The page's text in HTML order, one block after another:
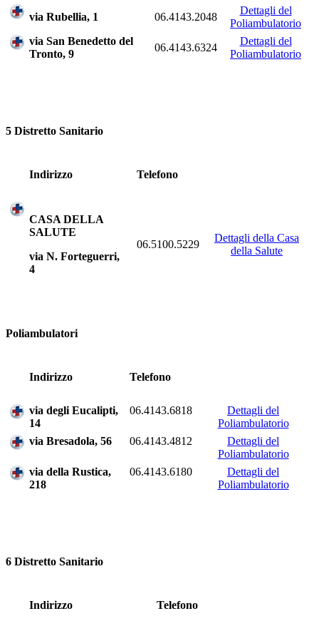
via Rubellia, 1 06.4143.2048
Dettagli del
Poliambulatorio
via San Benedetto del
Tronto, 9
06.4143.6324
Dettagli del
Poliambulatorio
5 Distretto Sanitario
Indirizzo Telefono
CASA DELLA
SALUTE
via N. Forteguerri,
4
06.5100.5229
Dettagli della Casa
della Salute
Poliambulatori
Indirizzo Telefono
via degli Eucalipti,
14
06.4143.6818
Dettagli del
Poliambulatorio
via Bresadola, 56
06.4143.4812
Dettagli del
Poliambulatorio
via della Rustica,
218
06.4143.6180
Dettagli del
Poliambulatorio
6 Distretto Sanitario
Indirizzo Telefono